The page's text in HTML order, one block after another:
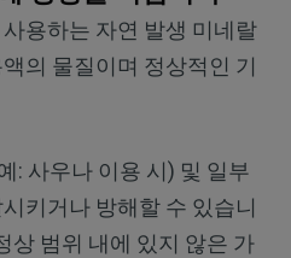
용하는 자연 발생 미네랄
의 물질이며 정상적인 기
: 사우나 이용 시) 및 일부
키거나 방해할 수 있습니
상 범위 내에 있지 않은 가